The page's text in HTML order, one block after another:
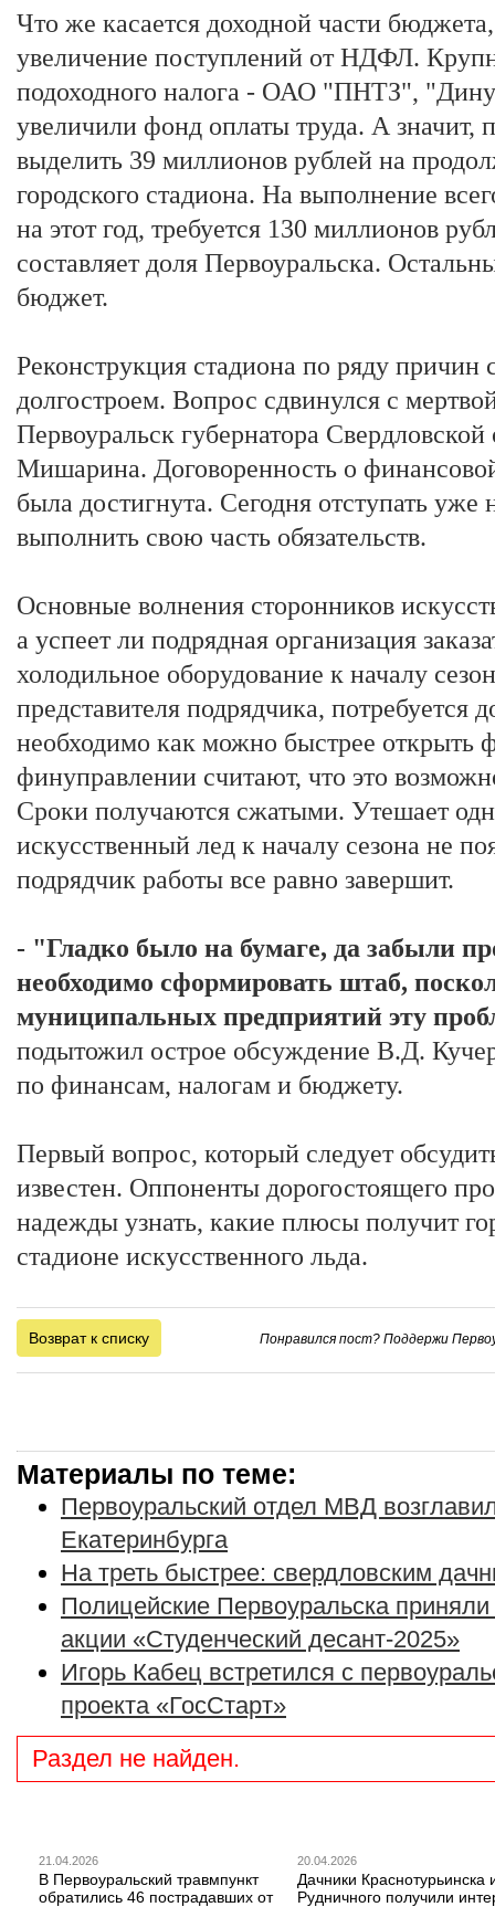
Что же касается доходной части
увеличение поступлений от НДФЛ.
подоходного налога - ОАО "ПНТЗ",
увеличили фонд оплаты труда. А значит,
выделить 39 миллионов рублей на
городского стадиона. На выполнение
на этот год, требуется 130 миллионов
составляет доля Первоуральска.
бюджет.
Реконструкция стадиона по ряду причин
долгостроем. Вопрос сдвинулся с
Первоуральск губернатора
Мишарина. Договоренность о
была достигнута. Сегодня отступать уже
выполнить свою часть обязательств.
Основные волнения сторонников
а успеет ли подрядная организация
холодильное оборудование к началу
представителя подрядчика, потребуется
необходимо как можно быстрее открыть
финуправлении считают, что это
Сроки получаются сжатыми. Утешает
искусственный лед к началу сезона не
подрядчик работы все равно завершит.
- "Гладко было на бумаге, да забыли
необходимо сформировать штаб,
муниципальных предприятий эту
подытожил острое обсуждение В.Д.
по финансам, налогам и бюджету.
Первый вопрос, который следует
известен. Оппоненты дорогостоящего
надежды узнать, какие плюсы получит
стадионе искусственного льда.
Возврат к списку Понравился пост? Поддержи
Материалы по теме:
Первоуральский отдел МВД
Екатеринбурга
На треть быстрее: свердловским
Полицейские Первоуральска
акции «Студенческий десант-2025»
Игорь Кабец встретился с
проекта «ГосСтарт»
Раздел не найден.
21.04.2026
В Первоуральский травмпункт
обратились 46 пострадавших от
20.04.2026
Дачники Краснотурьинска
Рудничного получили